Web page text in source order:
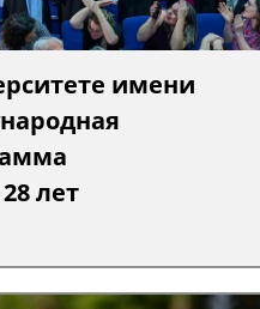
имени
лет